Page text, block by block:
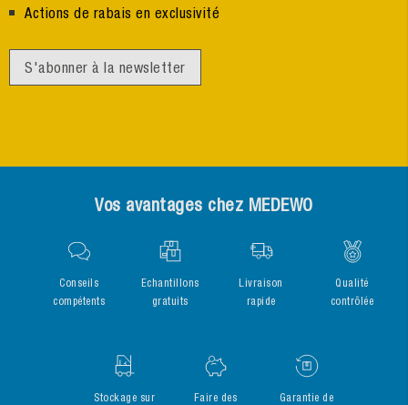
Actions de rabais en exclusivité
S'abonner à la newsletter
Vos avantages chez MEDEWO
Conseils
compétents
Echantillons
gratuits
Livraison
rapide
Qualité
contrôlée
Stockage sur
Faire des
Garantie de